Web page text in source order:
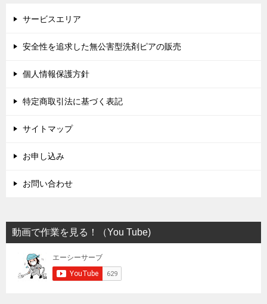
サービスエリア
安全性を追求した無公害型洗剤ピアの販売
個人情報保護方針
特定商取引法に基づく表記
サイトマップ
お申し込み
お問い合わせ
動画で作業を見る！（You Tube)